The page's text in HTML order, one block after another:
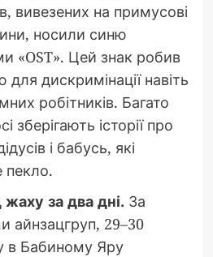
вивезених на примусові
носили синю
«OST». Цей знак робив
дискримінації навіть
робітників. Багато
зберігають історії про
і бабусь, які
пекло.
за два дні. За
айнзацгруп, 29–30
в Бабиному Яру